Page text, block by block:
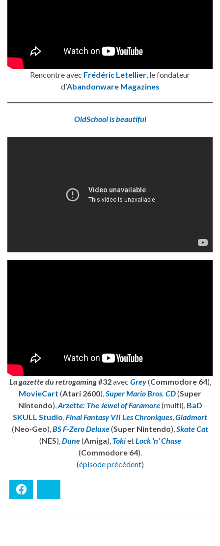
Rencontre avec Frédéric Letellier , le fondateur
d’Abandonware Magazines
OldSchool is beautiful
La gazette du retrogaming#32avec Grey(Commodore 64),
MovieCart (Atari 2600),Super Mario Bros. CD(Super
Nintendo),Arzette: The Jewel of Faramore(multi), BaD
SKULL Studio,Final Fantasy VII Les Chroniques,Gladmort
(Neo·Geo),BS F-Zero Deluxe(Super Nintendo),Skate Cat
(NES),Dune(Amiga), TokietLock ‘n’ Chase
(Commodore 64).
(épisode précédent)